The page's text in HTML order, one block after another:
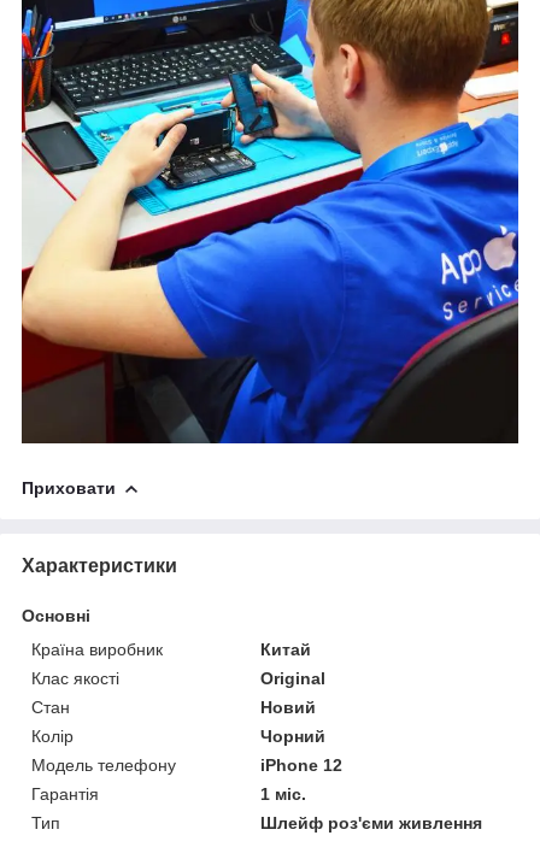
Приховати
Характеристики
Основні
Країна виробник
Китай
Клас якості
Original
Стан
Новий
Колір
Чорний
Модель телефону
iPhone 12
Гарантія
1 міс.
Тип
Шлейф роз'єми живлення